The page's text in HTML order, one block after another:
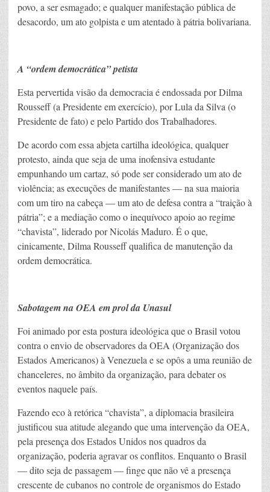
povo, a ser esmagado; e qualquer manifestação pública de
desacordo, um ato golpista e um atentado à pátria bolivariana.
A “ordem democrática” petista
Esta pervertida visão da democracia é endossada por Dilma
Rousseff (a Presidente em exercício), por Lula da Silva (o
Presidente de fato) e pelo Partido dos Trabalhadores.
De acordo com essa abjeta cartilha ideológica, qualquer
protesto, ainda que seja de uma inofensiva estudante
empunhando um cartaz, só pode ser considerado um ato de
violência; as execuções de manifestantes — na sua maioria
com um tiro na cabeça — um ato de defesa contra a “traição à
pátria”; e a mediação como o inequívoco apoio ao regime
“chavista”, liderado por Nicolás Maduro. É o que,
cinicamente, Dilma Rousseff qualifica de manutenção da
ordem democrática.
Sabotagem na OEA em prol da Unasul
Foi animado por esta postura ideológica que o Brasil votou
contra o envio de observadores da OEA (Organização dos
Estados Americanos) à Venezuela e se opôs a uma reunião de
chanceleres, no âmbito da organização, para debater os
eventos naquele país.
Fazendo eco à retórica “chavista”, a diplomacia brasileira
justificou sua atitude alegando que uma intervenção da OEA,
pela presença dos Estados Unidos nos quadros da
organização, poderia agravar os conflitos. Enquanto o Brasil
— dito seja de passagem — finge que não vê a presença
crescente de cubanos no controle de organismos do Estado